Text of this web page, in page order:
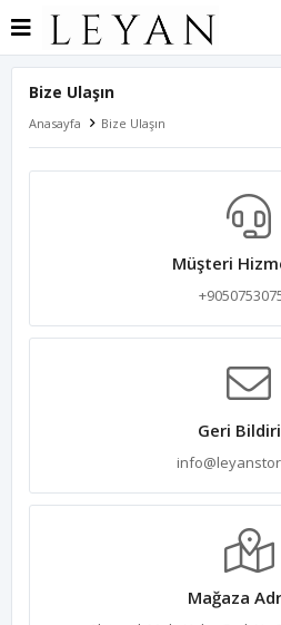
Bize Ulaşın
Anasayfa Bize Ulaşın
Müşteri
Geri
Mağaza